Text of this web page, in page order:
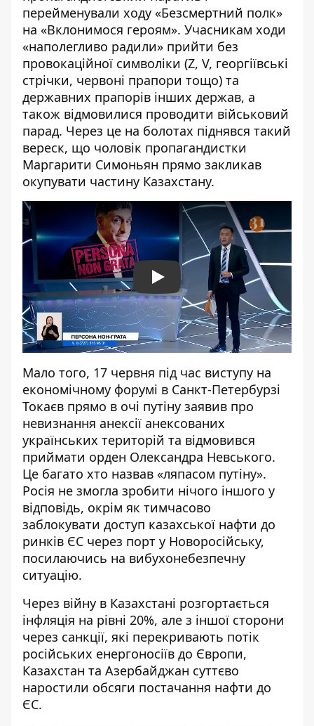
перейменували ходу «Безсмертний полк»
на «Вклонимося героям». Учасникам ходи
«наполегливо радили» прийти без
провокаційної символіки (Z, V, георгіївські
стрічки, червоні прапори тощо) та
державних прапорів інших держав, а
також відмовилися проводити військовий
парад. Через це на болотах піднявся такий
вереск, що чоловік пропагандистки
Маргарити Симоньян прямо закликав
окупувати частину Казахстану.
Play
Мало того, 17 червня під час виступу на
економічному форумі в Санкт-Петербурзі
Токаєв прямо в очі путіну заявив про
невизнання анексії анексованих
українських територій та відмовився
приймати орден Олександра Невського.
Це багато хто назвав «ляпасом путіну».
Росія не змогла зробити нічого іншого у
відповідь, окрім як тимчасово
заблокувати доступ казахської нафти до
ринків ЄС через порт у Новоросійську,
посилаючись на вибухонебезпечну
ситуацію.
Через війну в Казахстані розгортається
інфляція на рівні 20%, але з іншої сторони
через санкції, які перекривають потік
російських енергоносіїв до Європи,
Казахстан та Азербайджан суттєво
наростили обсяги постачання нафти до
ЄС.